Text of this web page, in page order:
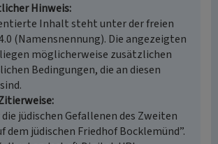
Hinweis
Inhalt steht unter der freien
(Namensnennung). Die angezeigten
möglicherweise zusätzlichen
Bedingungen, die an diesen
jüdischen Gefallenen des Zweiten
dem jüdischen Friedhof Bocklemünd”.